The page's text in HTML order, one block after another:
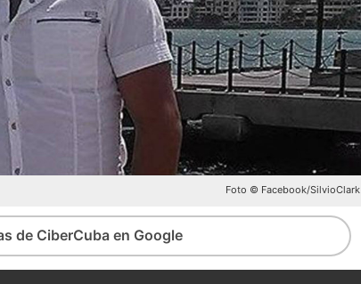
Foto © Facebook/SilvioClark
de CiberCuba en Google